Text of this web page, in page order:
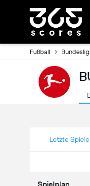
Fußball
Letzte Spiele